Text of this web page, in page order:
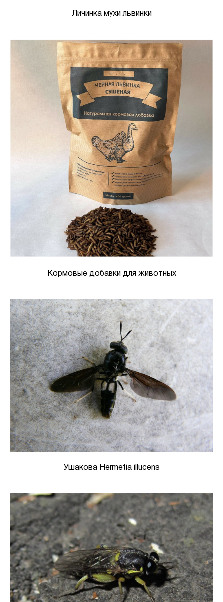
Личинка мухи львинки
Кормовые добавки для животных
Ушакова Hermetia illucens